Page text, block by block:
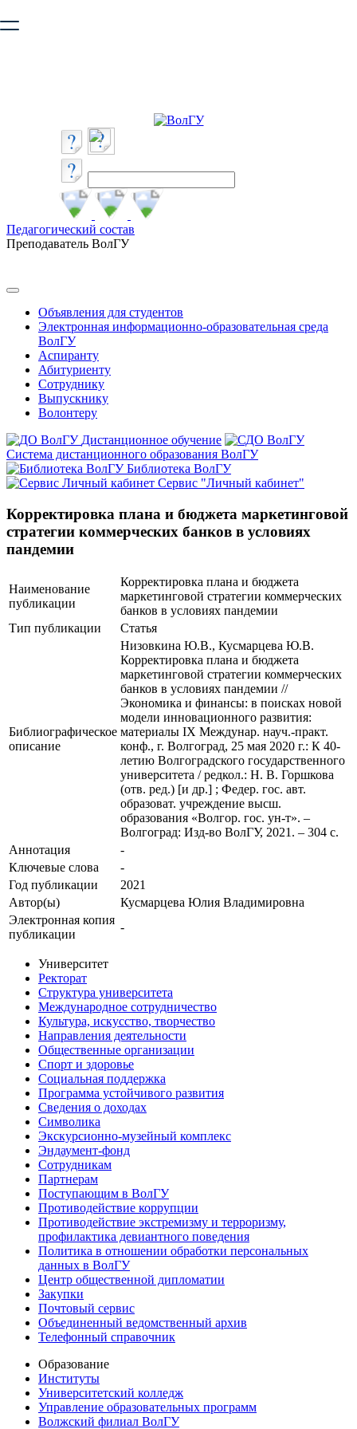
безопасную работу с сайтом. Пожалуйста
Педагогический состав
Преподаватель ВолГУ
Объявления для студентов
Электронная информационно-образовательная среда
ВолГУ
Аспиранту
Абитуриенту
Сотруднику
Выпускнику
Волонтеру
Дистанционное обучение
Система дистанционного образования ВолГУ
Библиотека ВолГУ
Сервис "Личный кабинет"
Корректировка плана и бюджета маркетинговой
стратегии коммерческих банков в условиях
пандемии
Наименование
публикации
Корректировка плана и бюджета
маркетинговой стратегии коммерческих
банков в условиях пандемии
Тип публикации
Статья
Библиографическое
описание
Низовкина Ю.В., Кусмарцева Ю.В.
Корректировка плана и бюджета
маркетинговой стратегии коммерческих
банков в условиях пандемии //
Экономика и финансы: в поисках новой
модели инновационного развития:
материалы IX Междунар. науч.-практ.
конф., г. Волгоград, 25 мая 2020 г.: К 40-
летию Волгоградского государственного
университета / редкол.: Н. В. Горшкова
(отв. ред.) [и др.] ; Федер. гос. авт.
образоват. учреждение высш.
образования «Волгор. гос. ун-т». –
Волгоград: Изд-во ВолГУ, 2021. – 304 с.
Аннотация
-
Ключевые cлова
-
Год публикации
2021
Автор(ы)
Кусмарцева Юлия Владимировна
Электронная копия
публикации
-
Университет
Ректорат
Структура университета
Международное сотрудничество
Культура, искусство, творчество
Направления деятельности
Общественные организации
Спорт и здоровье
Социальная поддержка
Программа устойчивого развития
Сведения о доходах
Символика
Экскурсионно-музейный комплекс
Эндаумент-фонд
Сотрудникам
Партнерам
Поступающим в ВолГУ
Противодействие коррупции
Противодействие экстремизму и терроризму,
профилактика девиантного поведения
Политика в отношении обработки персональных
данных в ВолГУ
Центр общественной дипломатии
Закупки
Почтовый сервис
Объединенный ведомственный архив
Телефонный справочник
Образование
Институты
Университетский колледж
Управление образовательных программ
Волжский филиал ВолГУ